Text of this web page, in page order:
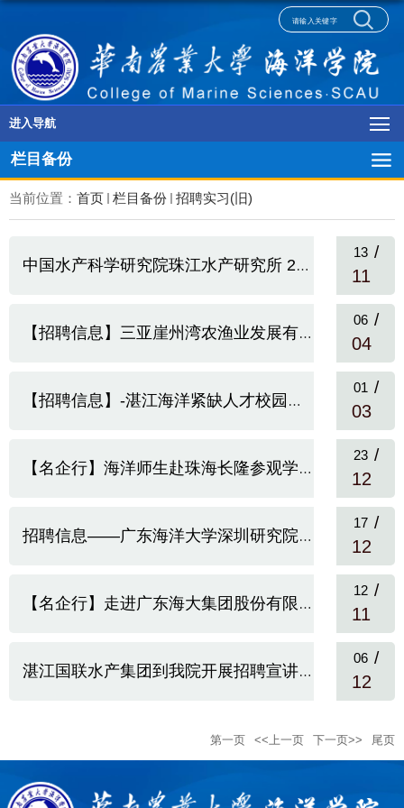
进入导航
栏目备份
当前位置： 首页 栏目备份 招聘实习(旧)
13 /
11
中国水产科学研究院珠江水产研究所 2025年公开招聘公告
06 /
04
【招聘信息】三亚崖州湾农渔业发展有限公司招聘简章
01 /
03
【招聘信息】-湛江海洋紧缺人才校园招聘
23 /
12
【名企行】海洋师生赴珠海长隆参观学习
17 /
12
招聘信息——广东海洋大学深圳研究院公开招聘公告
12 /
11
【名企行】走进广东海大集团股份有限公司
06 /
12
湛江国联水产集团到我院开展招聘宣讲会
第一页 <<上一页 下一页>> 尾页